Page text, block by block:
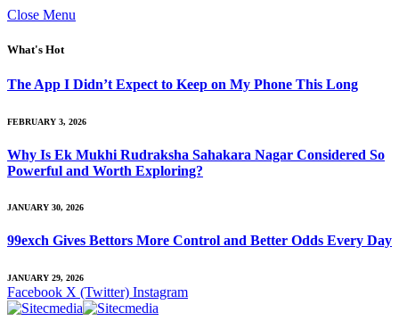
Close Menu
What's Hot
The App I Didn’t Expect to Keep on My Phone This Long
FEBRUARY 3, 2026
Why Is Ek Mukhi Rudraksha Sahakara Nagar Considered So
Powerful and Worth Exploring?
JANUARY 30, 2026
99exch Gives Bettors More Control and Better Odds Every Day
JANUARY 29, 2026
Facebook X (Twitter) Instagram